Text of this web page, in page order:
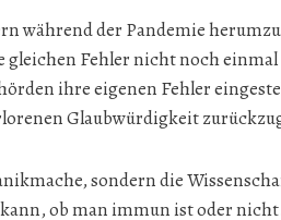
während der Pandemie
Fehler nicht noch
ihre eigenen Fehler
Glaubwürdigkeit
sondern die
ob man immun ist oder